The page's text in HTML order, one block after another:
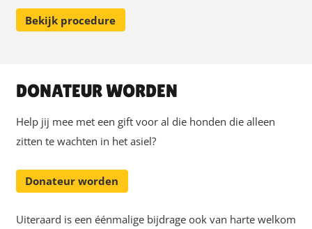
Bekijk procedure
DONATEUR WORDEN
Help jij mee met een gift voor al die honden die alleen
zitten te wachten in het asiel?
Donateur worden
Uiteraard is een éénmalige bijdrage ook van harte welkom